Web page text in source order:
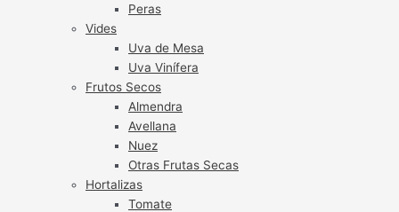
Peras
Vides
Uva de Mesa
Uva Vinífera
Frutos Secos
Almendra
Avellana
Nuez
Otras Frutas Secas
Hortalizas
Tomate